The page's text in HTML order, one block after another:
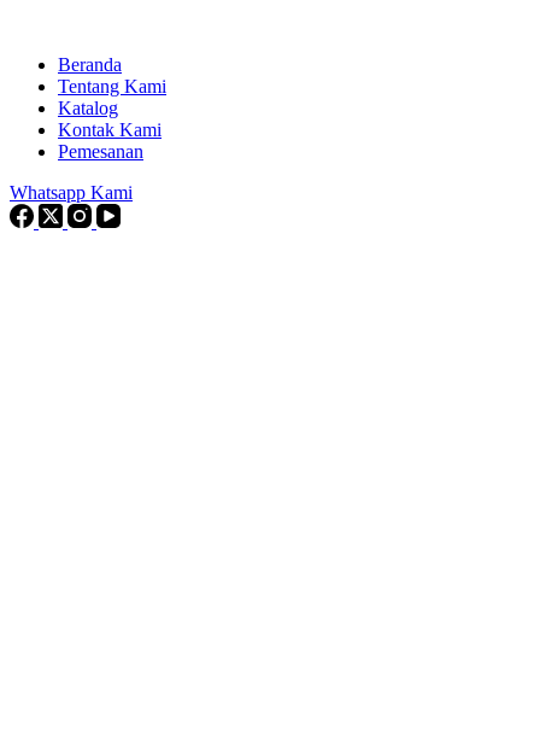
Beranda
Tentang Kami
Katalog
Kontak Kami
Pemesanan
Whatsapp Kami